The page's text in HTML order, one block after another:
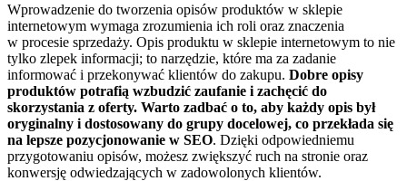
Wprowadzenie do tworzenia opisów produktów w sklepie
internetowym wymaga zrozumienia ich roli oraz znaczenia
w procesie sprzedaży. Opis produktu w sklepie internetowym to nie
tylko zlepek informacji; to narzędzie, które ma za zadanie
informować i przekonywać klientów do zakupu. Dobre opisy
produktów potrafią wzbudzić zaufanie i zachęcić do
skorzystania z oferty. Warto zadbać o to, aby każdy opis był
oryginalny i dostosowany do grupy docelowej, co przekłada się
na lepsze pozycjonowanie w SEO. Dzięki odpowiedniemu
przygotowaniu opisów, możesz zwiększyć ruch na stronie oraz
konwersję odwiedzających w zadowolonych klientów.